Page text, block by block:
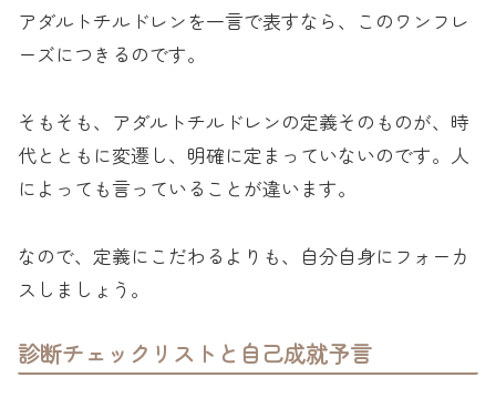
アダルトチルドレンを一言で表すなら、このワンフレ
ーズにつきるのです。
そもそも、アダルトチルドレンの定義そのものが、時
代とともに変遷し、明確に定まっていないのです。人
によっても言っていることが違います。
なので、定義にこだわるよりも、自分自身にフォーカ
スしましょう。
診断チェックリストと自己成就予言